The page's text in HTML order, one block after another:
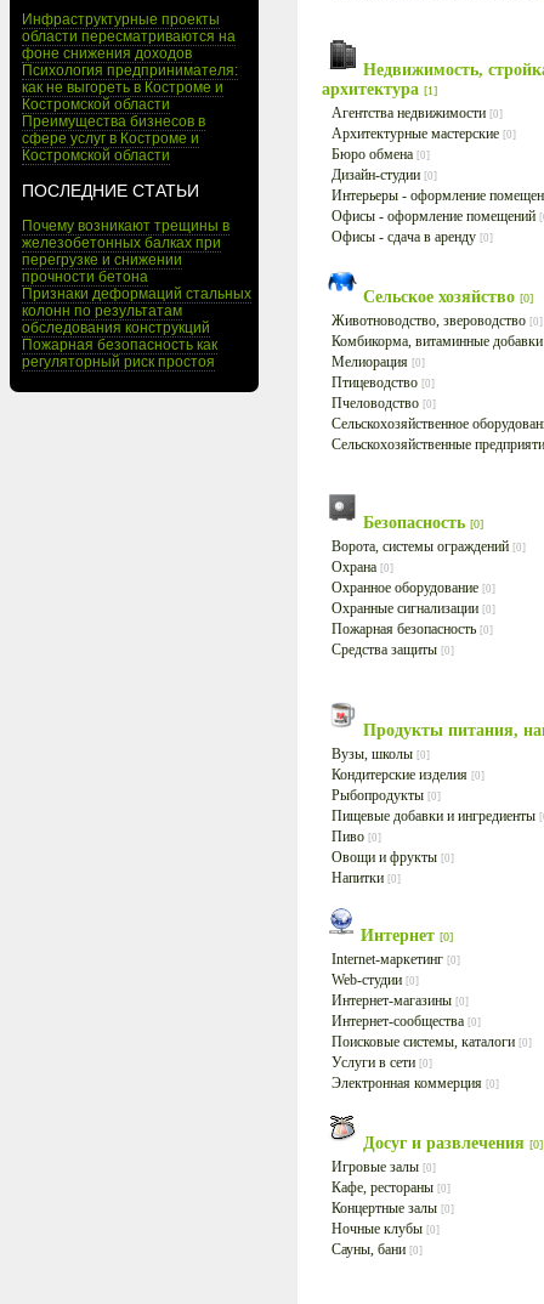
Инфраструктурные проекты
области пересматриваются на
фоне снижения доходов
Психология предпринимателя:
как не выгореть в Костроме и
Костромской области
Преимущества бизнесов в
сфере услуг в Костроме и
Костромской области
ПОСЛЕДНИЕ СТАТЬИ
Почему возникают трещины в
железобетонных балках при
перегрузке и снижении
прочности бетона
Признаки деформаций стальных
колонн по результатам
обследования конструкций
Пожарная безопасность как
регуляторный риск простоя
Недвижимость,
архитектура [1]
Агентства недвижимости [0]
Архитектурные мастерские [0]
Бюро обмена [0]
Дизайн-студии [0]
Интерьеры - оформление
Офисы - оформление помещений
Офисы - сдача в аренду [0]
Сельское хозяйство [0]
Животноводство, звероводство [0]
Комбикорма, витаминные
Мелиорация [0]
Птицеводство [0]
Пчеловодство [0]
Сельскохозяйственное
Сельскохозяйственные
Безопасность [0]
Ворота, системы ограждений [0]
Охрана [0]
Охранное оборудование [0]
Охранные сигнализации [0]
Пожарная безопасность [0]
Средства защиты [0]
Продукты питания,
Вузы, школы [0]
Кондитерские изделия [0]
Рыбопродукты [0]
Пищевые добавки и ингредиенты
Пиво [0]
Овощи и фрукты [0]
Напитки [0]
Интернет [0]
Internet-маркетинг [0]
Web-студии [0]
Интернет-магазины [0]
Интернет-сообщества [0]
Поисковые системы, каталоги [0]
Услуги в сети [0]
Электронная коммерция [0]
Досуг и развлечения [0]
Игровые залы [0]
Кафе, рестораны [0]
Концертные залы [0]
Ночные клубы [0]
Сауны, бани [0]